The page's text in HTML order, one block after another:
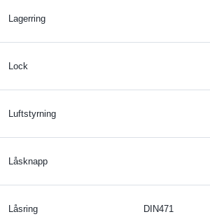
Lagerring
Lock
Luftstyrning
Låsknapp
Låsring DIN471